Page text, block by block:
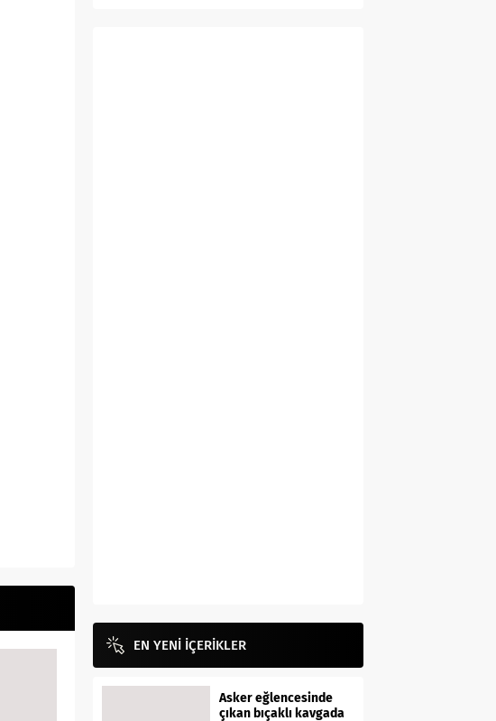
EN YENİ İÇERİKLER
Asker eğlencesinde
çıkan bıçaklı kavgada